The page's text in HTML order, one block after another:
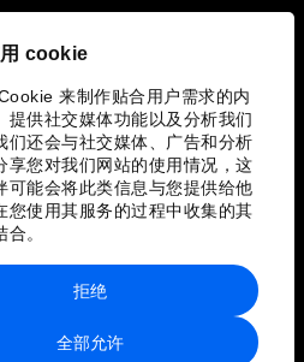
cookie
来制作贴合用户需求的内
提供社交媒体功能以及分析我们
们还会与社交媒体、广告和分析
享您对我们网站的使用情况，这
可能会将此类信息与您提供给他
您使用其服务的过程中收集的其
。
全部允许
拒绝
站点地图